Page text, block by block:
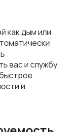
как дым или
вас и службу
и